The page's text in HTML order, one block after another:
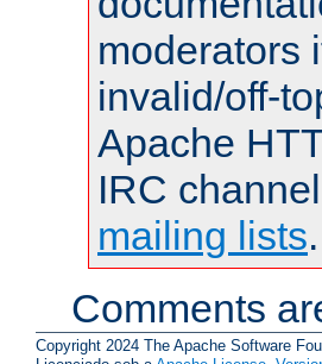
moderators
invalid/off-
Apache
IRC
mailing lists.
Comments
Copyright 2024 The Apache Software